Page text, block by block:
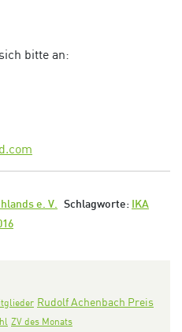
bitte an:
e. V. Schlagworte:
IKA
Rudolf Achenbach Preis
ZV des Monats